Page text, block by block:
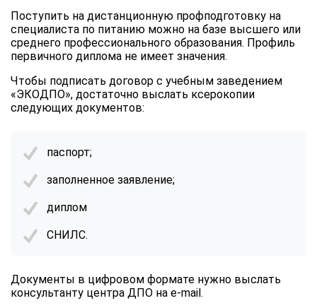
Поступить на дистанционную профподготовку на
специалиста по питанию можно на базе высшего или
среднего профессионального образования. Профиль
первичного диплома не имеет значения.
Чтобы подписать договор с учебным заведением
«ЭКОДПО», достаточно выслать ксерокопии
следующих документов:
паспорт;
заполненное заявление;
диплом
СНИЛС.
Документы в цифровом формате нужно выслать
консультанту центра ДПО на e-mail.